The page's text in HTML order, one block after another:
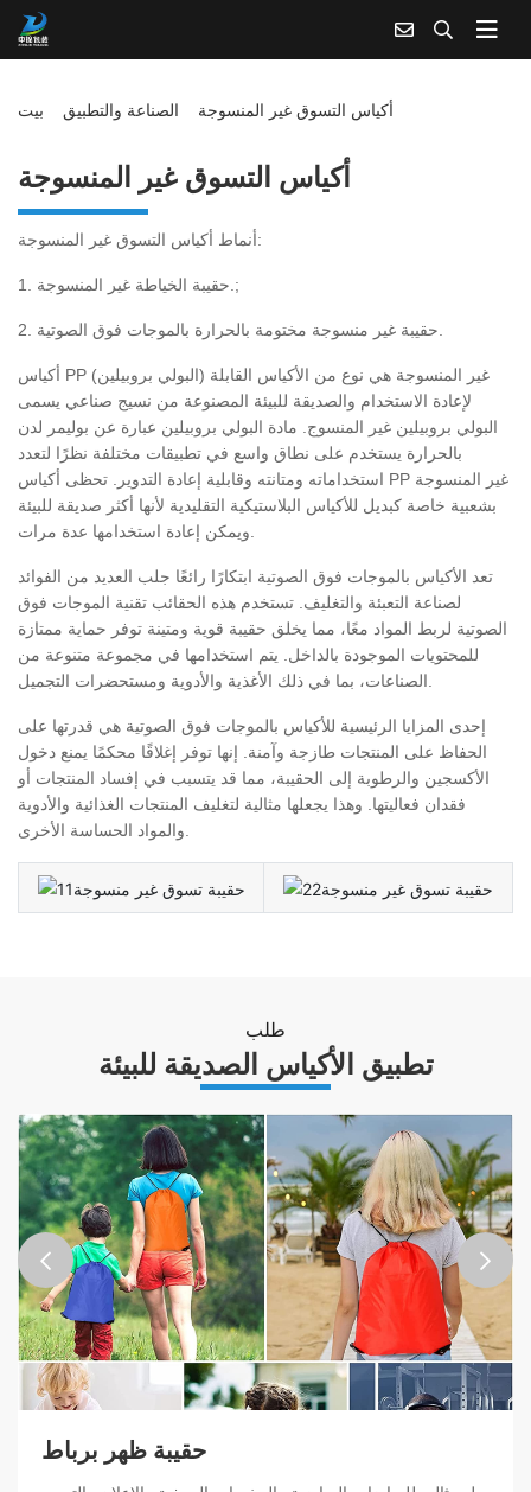
بيت الصناعة والتطبيق أكياس التسوق غير المنسوجة
أكياس التسوق غير المنسوجة
أنماط أكياس التسوق غير المنسوجة:
1. حقيبة الخياطة غير المنسوجة.;
أكياس PP (البولي بروبيلين) غير المنسوجة هي نوع من الأكياس القابلة
لإعادة الاستخدام والصديقة للبيئة المصنوعة من نسيج صناعي يسمى
البولي بروبيلين غير المنسوج. مادة البولي بروبيلين عبارة عن بوليمر لدن
بالحرارة يستخدم على نطاق واسع في تطبيقات مختلفة نظرًا لتعدد
استخداماته ومتانته وقابلية إعادة التدوير. تحظى أكياس PP غير المنسوجة
بشعبية خاصة كبديل للأكياس البلاستيكية التقليدية لأنها أكثر صديقة للبيئة
تعد الأكياس بالموجات فوق الصوتية ابتكارًا رائعًا جلب العديد من الفوائد
لصناعة التعبئة والتغليف. تستخدم هذه الحقائب تقنية الموجات فوق
الصوتية لربط المواد معًا، مما يخلق حقيبة قوية ومتينة توفر حماية ممتازة
للمحتويات الموجودة بالداخل. يتم استخدامها في مجموعة متنوعة من
إحدى المزايا الرئيسية للأكياس بالموجات فوق الصوتية هي قدرتها على
الحفاظ على المنتجات طازجة وآمنة. إنها توفر إغلاقًا محكمًا يمنع دخول
الأكسجين والرطوبة إلى الحقيبة، مما قد يتسبب في إفساد المنتجات أو
فقدان فعاليتها. وهذا يجعلها مثالية لتغليف المنتجات الغذائية والأدوية
طلب
تطبيق الأكياس الصديقة للبيئة
حقيبة ظهر برباط